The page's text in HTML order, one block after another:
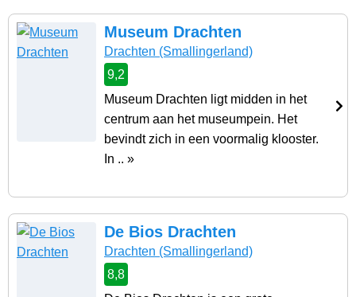
Museum Drachten
Drachten (Smallingerland)
9,2
Museum Drachten ligt midden in het
centrum aan het museumpein. Het
bevindt zich in een voormalig klooster.
In .. »
De Bios Drachten
Drachten (Smallingerland)
8,8